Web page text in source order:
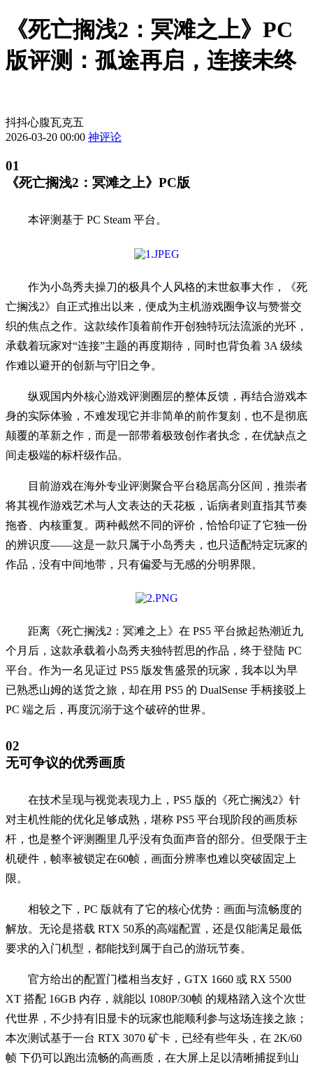
《死亡搁浅2：冥滩之上》PC
版评测：孤途再启，连接未终
抖抖心腹瓦克五
2026-03-20 00:00 神评论
01
《死亡搁浅2：冥滩之上》PC版
本评测基于 PC Steam 平台。
作为小岛秀夫操刀的极具个人风格的末世叙事大作，《死
亡搁浅2》自正式推出以来，便成为主机游戏圈争议与赞誉交
织的焦点之作。这款续作顶着前作开创独特玩法流派的光环，
承载着玩家对“连接”主题的再度期待，同时也背负着 3A 级续
作难以避开的创新与守旧之争。
纵观国内外核心游戏评测圈层的整体反馈，再结合游戏本
身的实际体验，不难发现它并非简单的前作复刻，也不是彻底
颠覆的革新之作，而是一部带着极致创作者执念，在优缺点之
间走极端的标杆级作品。
目前游戏在海外专业评测聚合平台稳居高分区间，推崇者
将其视作游戏艺术与人文表达的天花板，诟病者则直指其节奏
拖沓、内核重复。两种截然不同的评价，恰恰印证了它独一份
的辨识度——这是一款只属于小岛秀夫，也只适配特定玩家的
作品，没有中间地带，只有偏爱与无感的分明界限。
距离《死亡搁浅2：冥滩之上》在 PS5 平台掀起热潮近九
个月后，这款承载着小岛秀夫独特哲思的作品，终于登陆 PC
平台。作为一名见证过 PS5 版发售盛景的玩家，我本以为早
已熟悉山姆的送货之旅，却在用 PS5 的 DualSense 手柄接驳上
PC 端之后，再度沉溺于这个破碎的世界。
02
无可争议的优秀画质
在技术呈现与视觉表现力上，PS5 版的《死亡搁浅2》针
对主机性能的优化足够成熟，堪称 PS5 平台现阶段的画质标
杆，也是整个评测圈里几乎没有负面声音的部分。但受限于主
机硬件，帧率被锁定在60帧，画面分辨率也难以突破固定上
限。
相较之下，PC 版就有了它的核心优势：画面与流畅度的
解放。无论是搭载 RTX 50系的高端配置，还是仅能满足最低
要求的入门机型，都能找到属于自己的游玩节奏。
官方给出的配置门槛相当友好，GTX 1660 或 RX 5500
XT 搭配 16GB 内存，就能以 1080P/30帧 的规格踏入这个次世
代世界，不少持有旧显卡的玩家也能顺利参与这场连接之旅；
本次测试基于一台 RTX 3070 矿卡，已经有些年头，在 2K/60
帧 下仍可以跑出流畅的高画质，在大屏上足以清晰捕捉到山